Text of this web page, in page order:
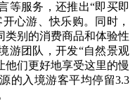
等服务，还推出“即买即
心游、快乐购。同时，
类别的消费商品和体验性
游团队，开发“自然景观
他们更好地享受这里的慢
的入境游客平均停留3.3